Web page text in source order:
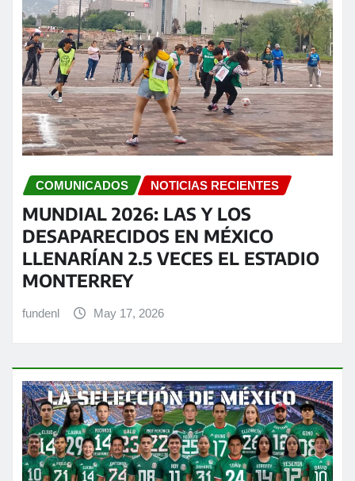
COMUNICADOS NOTICIAS RECIENTES
MUNDIAL 2026: LAS Y LOS
DESAPARECIDOS EN MÉXICO
LLENARÍAN 2.5 VECES EL ESTADIO
MONTERREY
fundenl May 17, 2026